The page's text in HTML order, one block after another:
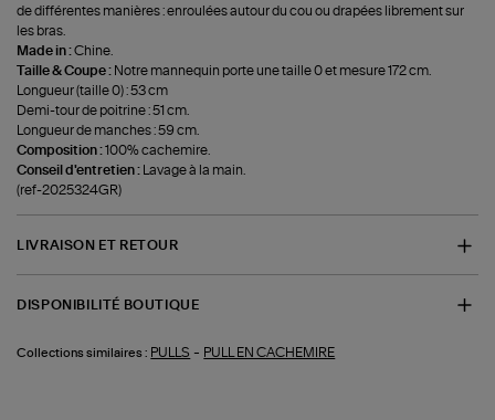
de différentes manières : enroulées autour du cou ou drapées librement sur
les bras.
Made in :Chine.
Taille & Coupe : Notre mannequin porte une taille 0 et mesure 172 cm.
Longueur (taille 0) : 53 cm
Demi-tour de poitrine : 51 cm.
Longueur de manches : 59 cm.
Composition :100% cachemire.
Conseil d'entretien : Lavage à la main.
(ref-2025324GR)
LIVRAISON ET RETOUR
DISPONIBILITÉ BOUTIQUE
Collections similaires : PULLS - PULL EN CACHEMIRE